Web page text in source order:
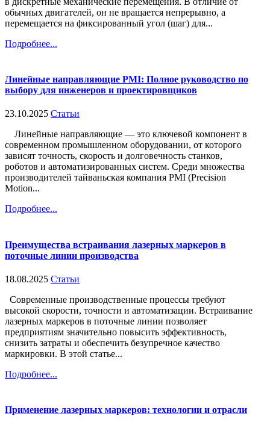
обычных двигателей, он не вращается непрерывно, а
перемещается на фиксированный угол (шаг) для...
Подробнее...
Линейные направляющие PMI: Полное руководство по
выбору для инженеров и проектировщиков
23.10.2025 Статьи
Линейные направляющие — это ключевой компонент в
современном промышленном оборудовании, от которого
зависят точность, скорость и долговечность станков,
роботов и автоматизированных систем. Среди множества
производителей тайваньская компания PMI (Precision
Motion...
Подробнее...
Преимущества встраивания лазерных маркеров в
поточные линии производства
18.08.2025 Статьи
Современные производственные процессы требуют
высокой скорости, точности и автоматизации. Встраивание
лазерных маркеров в поточные линии позволяет
предприятиям значительно повысить эффективность,
снизить затраты и обеспечить безупречное качество
маркировки. В этой статье...
Подробнее...
Применение лазерных маркеров: технологии и отрасли